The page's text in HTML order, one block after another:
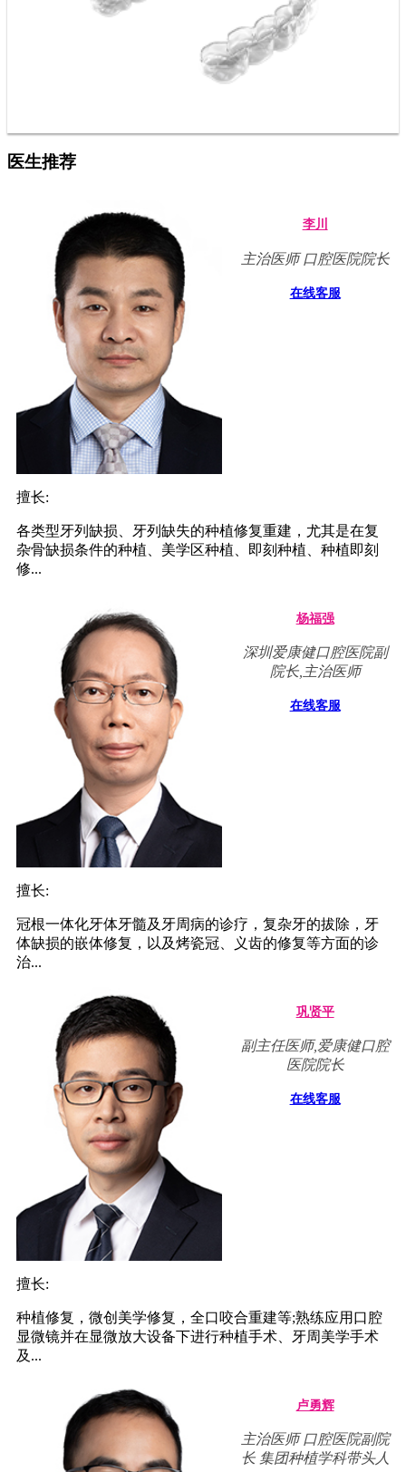
医生推荐
李川
主治医师 口腔医院院长
在线客服
擅长:
各类型牙列缺损、牙列缺失的种植修复重建，尤其是在复
杂骨缺损条件的种植、美学区种植、即刻种植、种植即刻
修...
杨福强
深圳爱康健口腔医院副
院长,主治医师
在线客服
擅长:
冠根一体化牙体牙髓及牙周病的诊疗，复杂牙的拔除，牙
体缺损的嵌体修复，以及烤瓷冠、义齿的修复等方面的诊
治...
巩贤平
副主任医师,爱康健口腔
医院院长
在线客服
擅长:
种植修复，微创美学修复，全口咬合重建等;熟练应用口腔
显微镜并在显微放大设备下进行种植手术、牙周美学手术
及...
卢勇辉
主治医师 口腔医院副院
长 集团种植学科带头人